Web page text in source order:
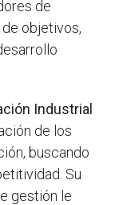
de
objetivos,
Industrial
de los
buscando
Su
gestión le